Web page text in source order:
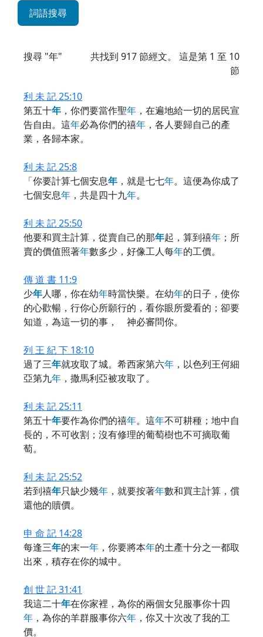
詞語搜尋
搜尋 "年" 共找到 917節經文。 這是第 1 至 10
節
利 未 記 25:10
第五十年 ，你們要當作聖年 ，在遍地給一切的居民宣
告自由。這年必為你們的禧年 ，各人要歸自己的產
業，各歸本家。
利 未 記 25:8
「你要計算七個安息年 ，就是七七年。這便為你成了
七個安息年 ，共是四十九年。
利 未 記 25:50
他要和買主計算，從賣自己的那年起，算到禧年 ；所
賣的價值照著年數多少，好像工人每年的工價。
傳 道 書 11:9
少年人哪，你在幼年時當快樂。在幼年的日子，使你
的心歡暢，行你心所願行的，看你眼所愛看的；卻要
知道，為這一切的事， 神必審問你。
列 王 紀 下 18:10
過了三年就攻取了城。希西家第六年 ，以色列王何細
亞第九年 ，撒馬利亞被攻取了。
利 未 記 25:11
第五十年要作為你們的禧年。這年不可耕種；地中自
長的，不可收割；沒有修理的葡萄樹也不可摘取葡
萄。
利 未 記 25:52
若到禧年只缺少幾年 ，就要按著年數和買主計算，償
還他的贖價。
申 命 記 14:28
每逢三年的末一年 ，你要將本年的土產十分之一都取
出來，積存在你的城中。
創 世 記 31:41
我這二十年在你家裡，為你的兩個女兒服事你十四
年 ，為你的羊群服事你六年 ，你又十次改了我的工
價。